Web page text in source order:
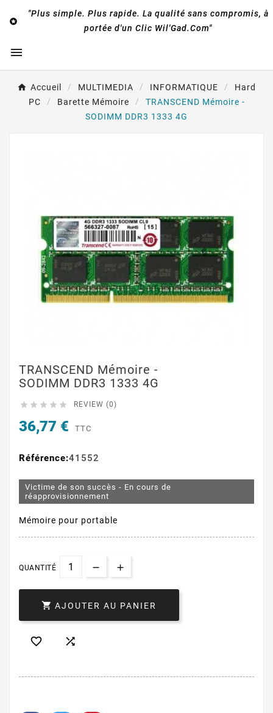

"Plus simple. Plus rapide. La qualité sans compromis, à
portée d'un Clic Wil'Gad.Com"

Accueil MULTIMEDIA INFORMATIQUE
Hard
PC
Barette Mémoire
TRANSCEND Mémoire -
SODIMM DDR3 1333 4G
TRANSCEND Mémoire -
SODIMM DDR3 1333 4G
     REVIEW (0)
36,77 € TTC
Référence:41552
Victime de son succès - En cours de
réapprovisionnement
Mémoire pour portable
QUANTITÉ
 AJOUTER AU PANIER
 